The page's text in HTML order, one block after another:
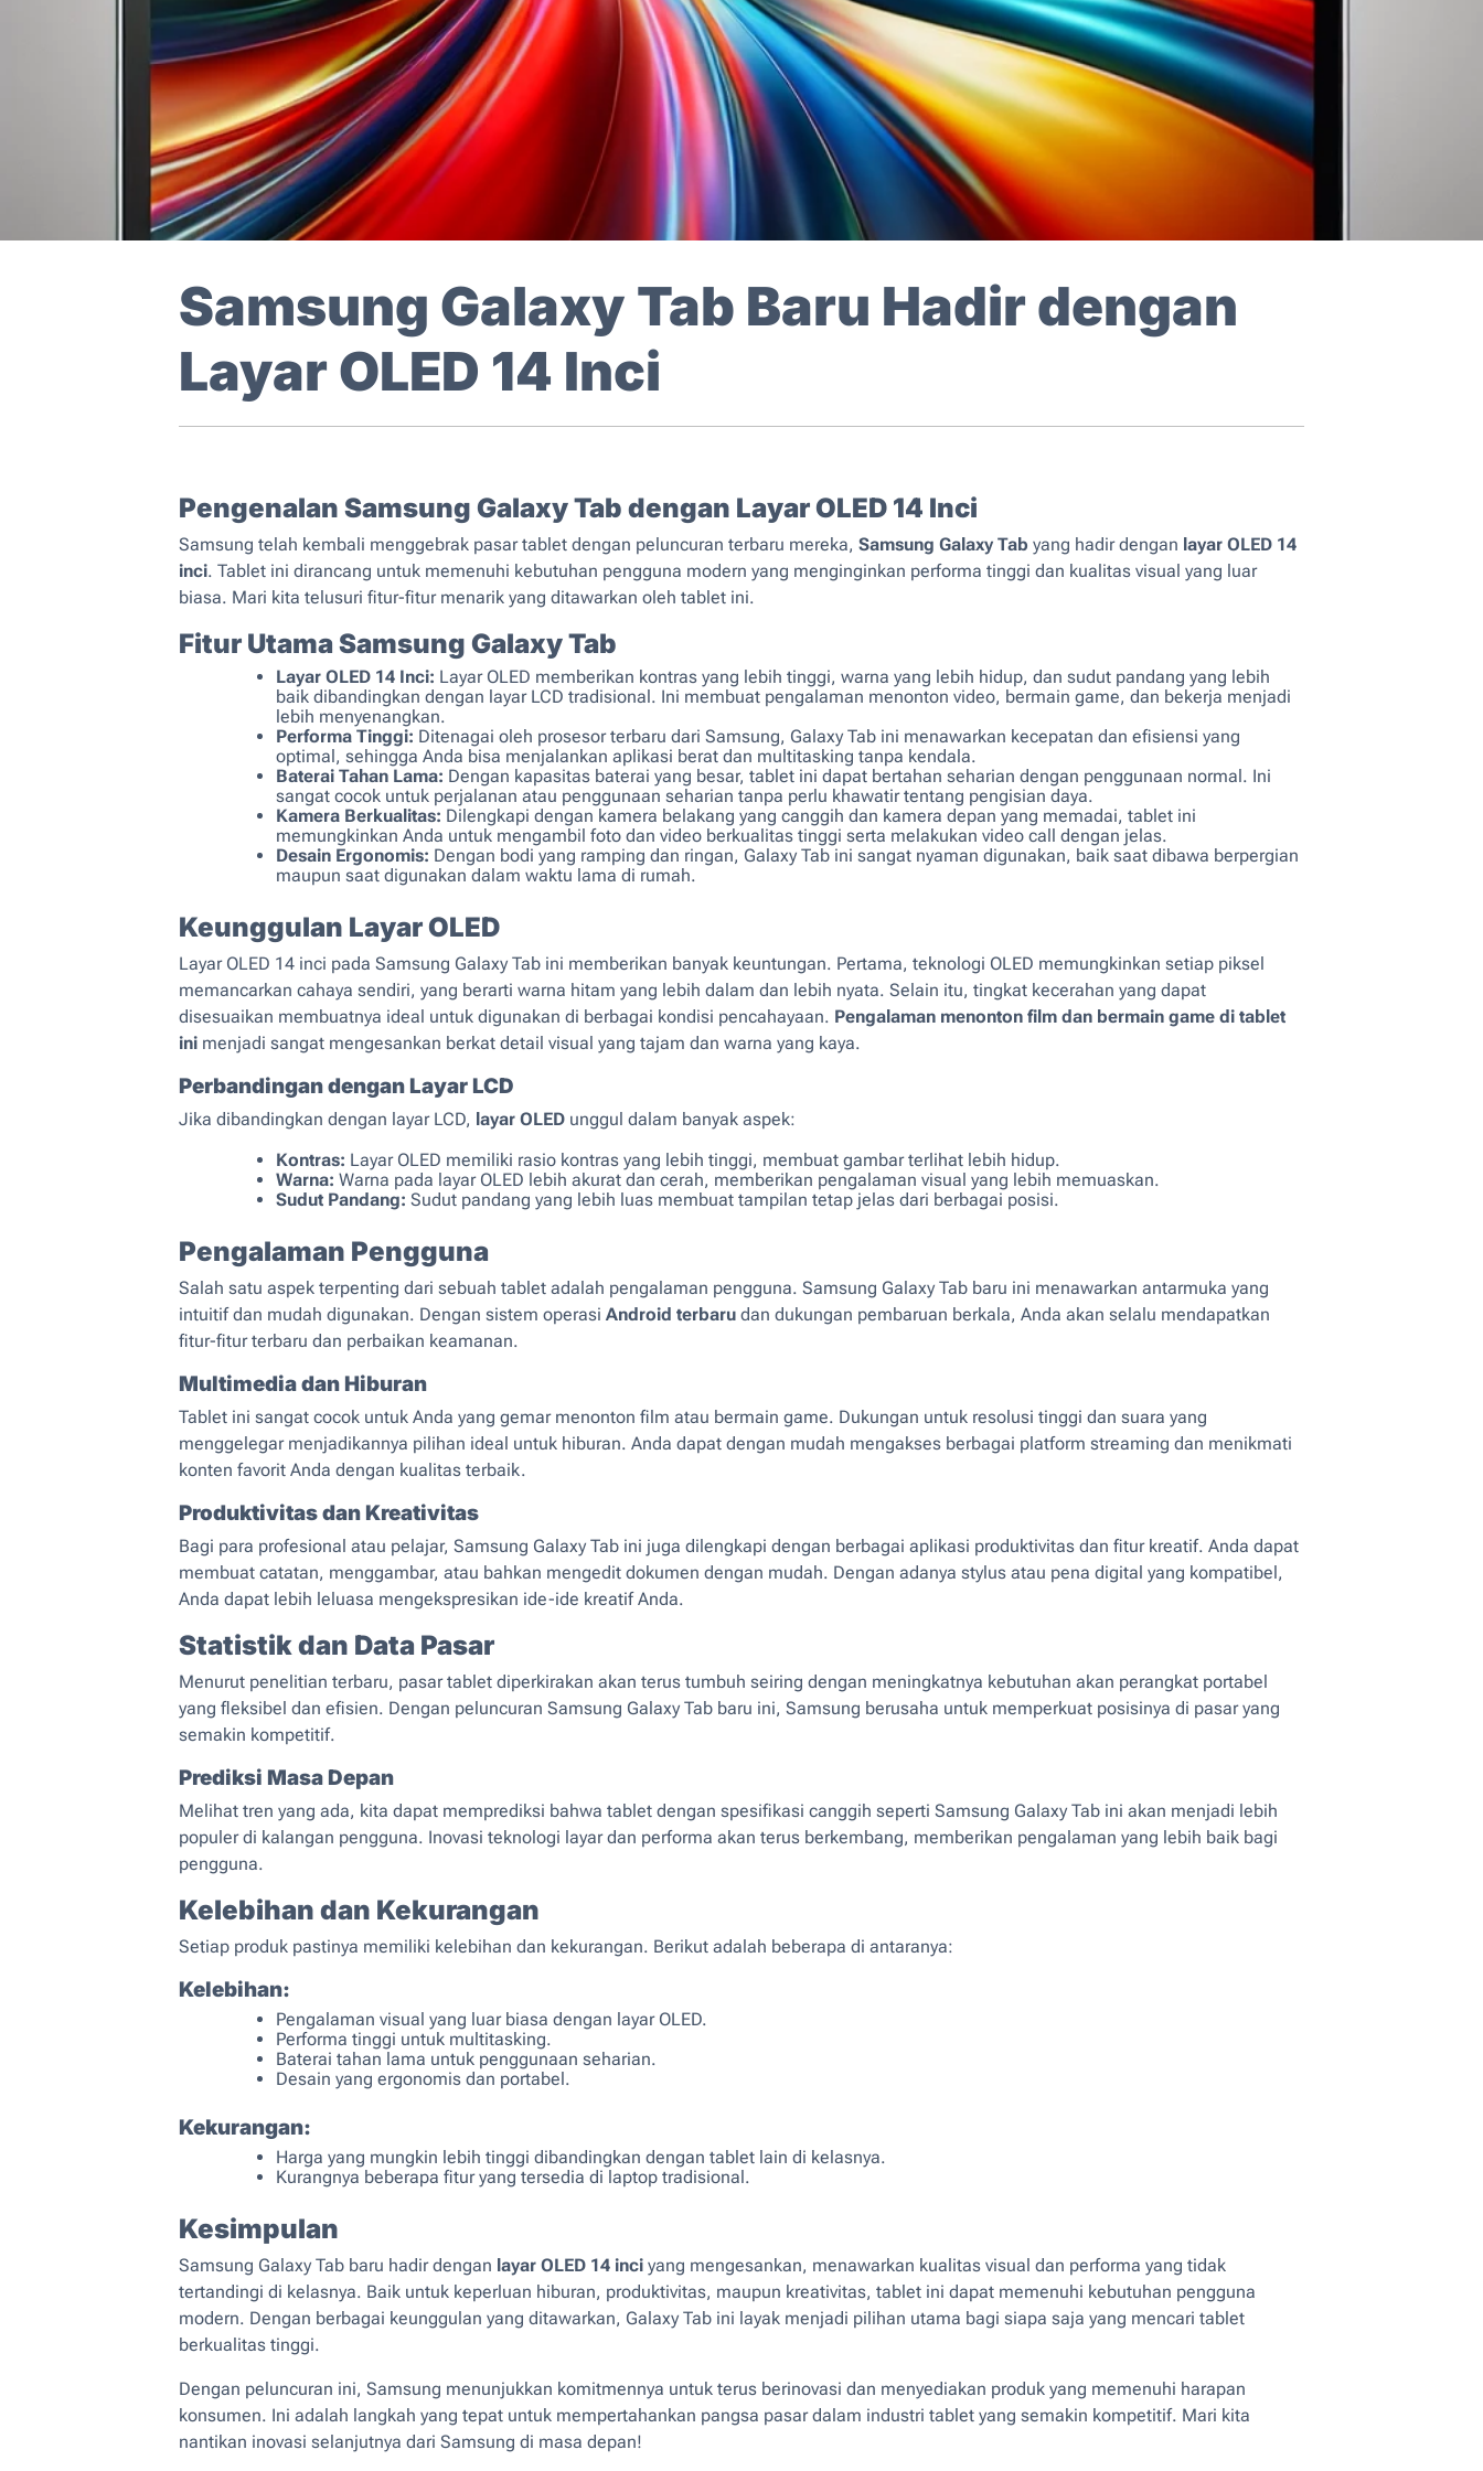
Samsung Galaxy Tab Baru Hadir dengan
Layar OLED 14 Inci
Pengenalan Samsung Galaxy Tab dengan Layar OLED 14 Inci
Samsung telah kembali menggebrak pasar tablet dengan peluncuran terbaru mereka, Samsung Galaxy Tab yang hadir dengan layar OLED 14
inci. Tablet ini dirancang untuk memenuhi kebutuhan pengguna modern yang menginginkan performa tinggi dan kualitas visual yang luar
biasa. Mari kita telusuri fitur-fitur menarik yang ditawarkan oleh tablet ini.
Fitur Utama Samsung Galaxy Tab
Layar OLED 14 Inci: Layar OLED memberikan kontras yang lebih tinggi, warna yang lebih hidup, dan sudut pandang yang lebih
baik dibandingkan dengan layar LCD tradisional. Ini membuat pengalaman menonton video, bermain game, dan bekerja menjadi
lebih menyenangkan.
Performa Tinggi: Ditenagai oleh prosesor terbaru dari Samsung, Galaxy Tab ini menawarkan kecepatan dan efisiensi yang
optimal, sehingga Anda bisa menjalankan aplikasi berat dan multitasking tanpa kendala.
Baterai Tahan Lama: Dengan kapasitas baterai yang besar, tablet ini dapat bertahan seharian dengan penggunaan normal. Ini
sangat cocok untuk perjalanan atau penggunaan seharian tanpa perlu khawatir tentang pengisian daya.
Kamera Berkualitas: Dilengkapi dengan kamera belakang yang canggih dan kamera depan yang memadai, tablet ini
memungkinkan Anda untuk mengambil foto dan video berkualitas tinggi serta melakukan video call dengan jelas.
Desain Ergonomis: Dengan bodi yang ramping dan ringan, Galaxy Tab ini sangat nyaman digunakan, baik saat dibawa berpergian
maupun saat digunakan dalam waktu lama di rumah.
Keunggulan Layar OLED
Layar OLED 14 inci pada Samsung Galaxy Tab ini memberikan banyak keuntungan. Pertama, teknologi OLED memungkinkan setiap piksel
memancarkan cahaya sendiri, yang berarti warna hitam yang lebih dalam dan lebih nyata. Selain itu, tingkat kecerahan yang dapat
disesuaikan membuatnya ideal untuk digunakan di berbagai kondisi pencahayaan. Pengalaman menonton film dan bermain game di tablet
ini menjadi sangat mengesankan berkat detail visual yang tajam dan warna yang kaya.
Perbandingan dengan Layar LCD
Jika dibandingkan dengan layar LCD, layar OLED unggul dalam banyak aspek:
Kontras: Layar OLED memiliki rasio kontras yang lebih tinggi, membuat gambar terlihat lebih hidup.
Warna: Warna pada layar OLED lebih akurat dan cerah, memberikan pengalaman visual yang lebih memuaskan.
Sudut Pandang: Sudut pandang yang lebih luas membuat tampilan tetap jelas dari berbagai posisi.
Pengalaman Pengguna
Salah satu aspek terpenting dari sebuah tablet adalah pengalaman pengguna. Samsung Galaxy Tab baru ini menawarkan antarmuka yang
intuitif dan mudah digunakan. Dengan sistem operasi Android terbaru dan dukungan pembaruan berkala, Anda akan selalu mendapatkan
fitur-fitur terbaru dan perbaikan keamanan.
Multimedia dan Hiburan
Tablet ini sangat cocok untuk Anda yang gemar menonton film atau bermain game. Dukungan untuk resolusi tinggi dan suara yang
menggelegar menjadikannya pilihan ideal untuk hiburan. Anda dapat dengan mudah mengakses berbagai platform streaming dan menikmati
konten favorit Anda dengan kualitas terbaik.
Produktivitas dan Kreativitas
Bagi para profesional atau pelajar, Samsung Galaxy Tab ini juga dilengkapi dengan berbagai aplikasi produktivitas dan fitur kreatif. Anda dapat
membuat catatan, menggambar, atau bahkan mengedit dokumen dengan mudah. Dengan adanya stylus atau pena digital yang kompatibel,
Anda dapat lebih leluasa mengekspresikan ide-ide kreatif Anda.
Statistik dan Data Pasar
Menurut penelitian terbaru, pasar tablet diperkirakan akan terus tumbuh seiring dengan meningkatnya kebutuhan akan perangkat portabel
yang fleksibel dan efisien. Dengan peluncuran Samsung Galaxy Tab baru ini, Samsung berusaha untuk memperkuat posisinya di pasar yang
semakin kompetitif.
Prediksi Masa Depan
Melihat tren yang ada, kita dapat memprediksi bahwa tablet dengan spesifikasi canggih seperti Samsung Galaxy Tab ini akan menjadi lebih
populer di kalangan pengguna. Inovasi teknologi layar dan performa akan terus berkembang, memberikan pengalaman yang lebih baik bagi
pengguna.
Kelebihan dan Kekurangan
Setiap produk pastinya memiliki kelebihan dan kekurangan. Berikut adalah beberapa di antaranya:
Kelebihan:
Pengalaman visual yang luar biasa dengan layar OLED.
Performa tinggi untuk multitasking.
Baterai tahan lama untuk penggunaan seharian.
Desain yang ergonomis dan portabel.
Kekurangan:
Harga yang mungkin lebih tinggi dibandingkan dengan tablet lain di kelasnya.
Kurangnya beberapa fitur yang tersedia di laptop tradisional.
Kesimpulan
Samsung Galaxy Tab baru hadir dengan layar OLED 14 inci yang mengesankan, menawarkan kualitas visual dan performa yang tidak
tertandingi di kelasnya. Baik untuk keperluan hiburan, produktivitas, maupun kreativitas, tablet ini dapat memenuhi kebutuhan pengguna
modern. Dengan berbagai keunggulan yang ditawarkan, Galaxy Tab ini layak menjadi pilihan utama bagi siapa saja yang mencari tablet
berkualitas tinggi.
Dengan peluncuran ini, Samsung menunjukkan komitmennya untuk terus berinovasi dan menyediakan produk yang memenuhi harapan
konsumen. Ini adalah langkah yang tepat untuk mempertahankan pangsa pasar dalam industri tablet yang semakin kompetitif. Mari kita
nantikan inovasi selanjutnya dari Samsung di masa depan!